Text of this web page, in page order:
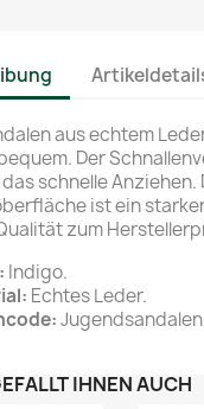
aus echtem
Der
schnelle Anziehen.
ist ein
zum
Indigo.
Echtes Leder.
IHNEN AUCH